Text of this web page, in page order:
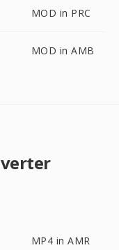
MOD in PRC
MOD in AMB
MP4 in AMR